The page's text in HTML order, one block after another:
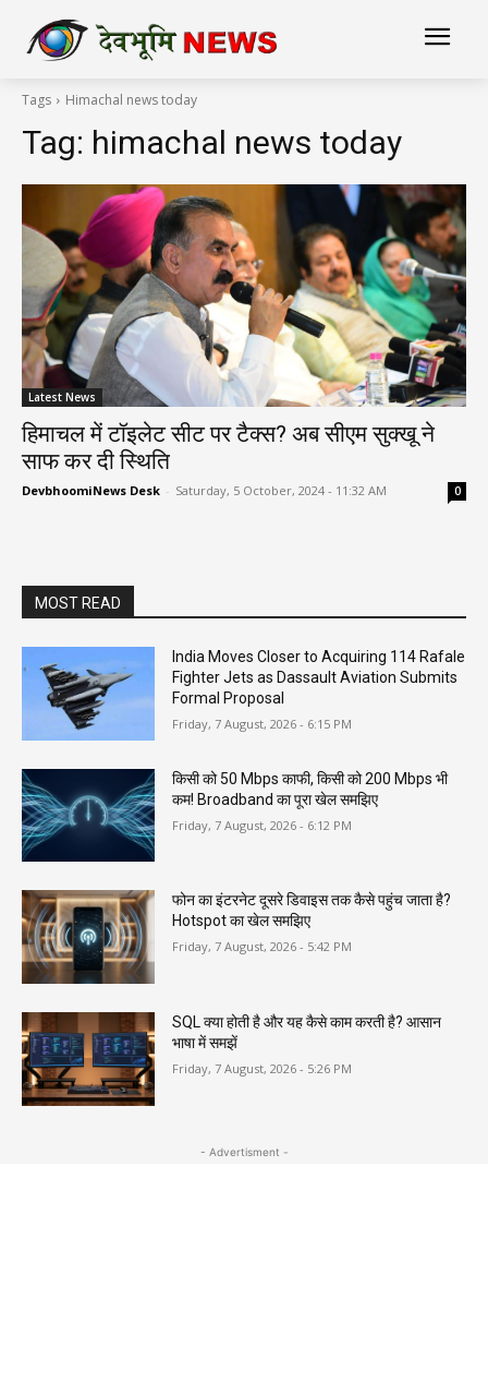
Tags Himachal news today
Tag: himachal news today
Latest News
हिमाचल में टॉइलेट सीट पर टैक्स? अब सीएम सुक्खू ने
साफ कर दी स्थिति
DevbhoomiNews Desk - Saturday, 5 October, 2024 - 11:32 AM 0
MOST READ
India Moves Closer to Acquiring 114 Rafale
Fighter Jets as Dassault Aviation Submits
Formal Proposal
Friday, 7 August, 2026 - 6:15 PM
किसी को 50 Mbps काफी, किसी को 200 Mbps भी
कम! Broadband का पूरा खेल समझिए
Friday, 7 August, 2026 - 6:12 PM
फोन का इंटरनेट दूसरे डिवाइस तक कैसे पहुंच जाता है?
Hotspot का खेल समझिए
Friday, 7 August, 2026 - 5:42 PM
SQL क्या होती है और यह कैसे काम करती है? आसान
भाषा में समझें
Friday, 7 August, 2026 - 5:26 PM
- Advertisment -